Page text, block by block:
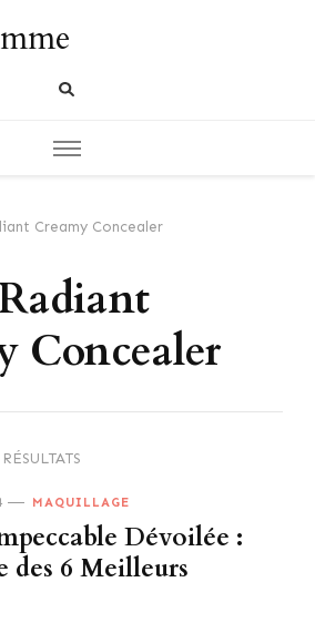
Creamy Concealer
Concealer
MAQUILLAGE
Dévoilée :
des 6 Meilleurs